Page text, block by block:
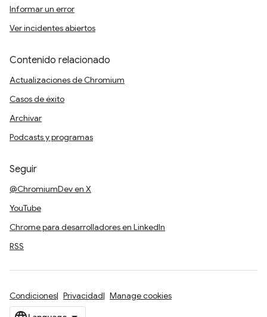
Informar un error
Ver incidentes abiertos
Contenido relacionado
Actualizaciones de Chromium
Casos de éxito
Archivar
Podcasts y programas
Seguir
@ChromiumDev en X
YouTube
Chrome para desarrolladores en LinkedIn
RSS
Condiciones Privacidad Manage cookies